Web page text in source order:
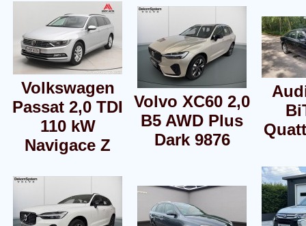
Volkswagen
Passat 2,0 TDI
110 kW
Navigace Z
Volvo XC60 2,0
B5 AWD Plus
Dark 9876